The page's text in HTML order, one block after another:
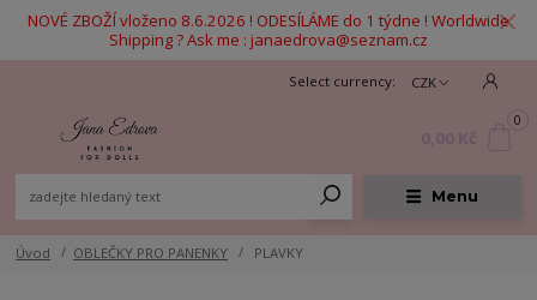
NOVÉ ZBOŽÍ vloženo 8.6.2026 ! ODESÍLÁME do 1 týdne ! Worldwide
Shipping ? Ask me : janaedrova@seznam.cz
Menu
CZK
0
Úvod OBLEČKY PRO PANENKY PLAVKY